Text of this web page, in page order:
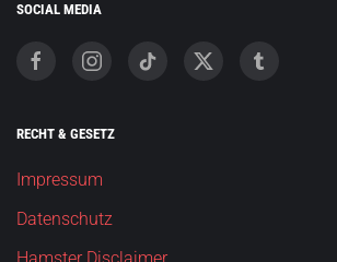
SOCIAL MEDIA
RECHT & GESETZ
Impressum
Datenschutz